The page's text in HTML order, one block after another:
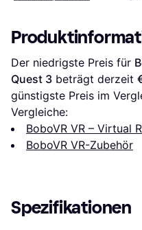
Der niedrigste Preis für
Quest 3 beträgt derzeit
günstigste Preis im
Vergleiche:
BoboVR VR – Virtual
BoboVR VR-Zubehör
Spezifikationen